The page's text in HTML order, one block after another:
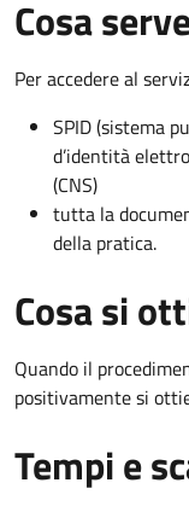
Cosa
Per accedere al
SPID (sistema
d’identità
(CNS)
tutta la
della pratica.
Cosa si
Quando il
positivamente si
Tempi e